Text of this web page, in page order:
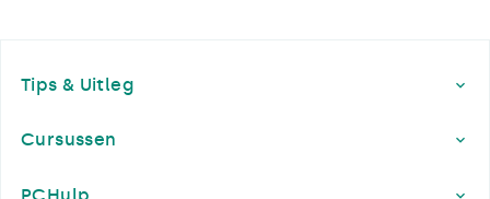
Tips & Uitleg
Cursussen